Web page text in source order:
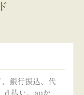
銀行振込、代
ｄ払い、auか